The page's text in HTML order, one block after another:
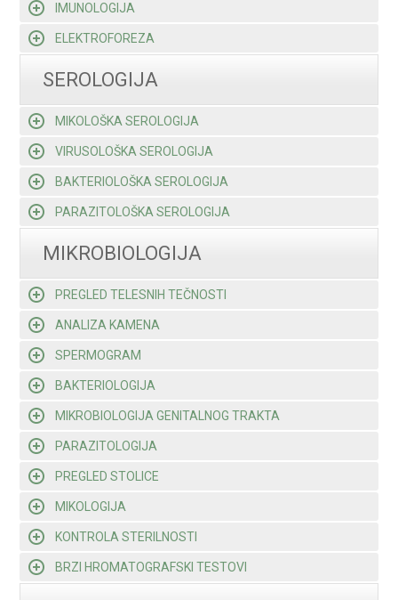
IMUNOLOGIJA
ELEKTROFOREZA
SEROLOGIJA
MIKOLOŠKA SEROLOGIJA
VIRUSOLOŠKA SEROLOGIJA
BAKTERIOLOŠKA SEROLOGIJA
PARAZITOLOŠKA SEROLOGIJA
MIKROBIOLOGIJA
PREGLED TELESNIH TEČNOSTI
ANALIZA KAMENA
SPERMOGRAM
BAKTERIOLOGIJA
MIKROBIOLOGIJA GENITALNOG TRAKTA
PARAZITOLOGIJA
PREGLED STOLICE
MIKOLOGIJA
KONTROLA STERILNOSTI
BRZI HROMATOGRAFSKI TESTOVI